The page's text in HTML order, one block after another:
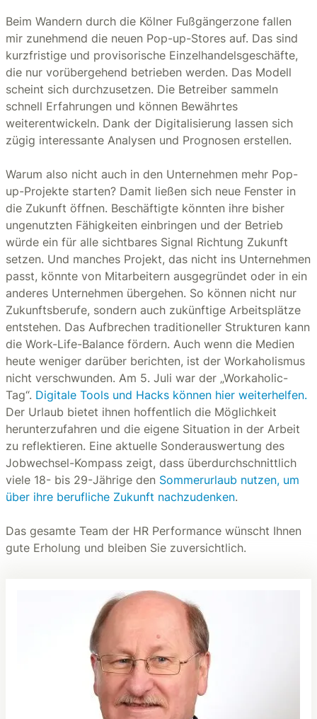
Beim Wandern durch die Kölner Fußgängerzone fallen
mir zunehmend die neuen Pop-up-Stores auf. Das sind
kurzfristige und provisorische Einzelhandelsgeschäfte,
die nur vorübergehend betrieben werden. Das Modell
scheint sich durchzusetzen. Die Betreiber sammeln
schnell Erfahrungen und können Bewährtes
weiterentwickeln. Dank der Digitalisierung lassen sich
zügig interessante Analysen und Prognosen erstellen.
Warum also nicht auch in den Unternehmen mehr Pop-
up-Projekte starten? Damit ließen sich neue Fenster in
die Zukunft öffnen. Beschäftigte könnten ihre bisher
ungenutzten Fähigkeiten einbringen und der Betrieb
würde ein für alle sichtbares Signal Richtung Zukunft
setzen. Und manches Projekt, das nicht ins Unternehmen
passt, könnte von Mitarbeitern ausgegründet oder in ein
anderes Unternehmen übergehen. So können nicht nur
Zukunftsberufe, sondern auch zukünftige Arbeitsplätze
entstehen. Das Aufbrechen traditioneller Strukturen kann
die Work-Life-Balance fördern. Auch wenn die Medien
heute weniger darüber berichten, ist der Workaholismus
nicht verschwunden. Am 5. Juli war der „Workaholic-
Tag“. Digitale Tools und Hacks können hier weiterhelfen.
Der Urlaub bietet ihnen hoffentlich die Möglichkeit
herunterzufahren und die eigene Situation in der Arbeit
zu reflektieren. Eine aktuelle Sonderauswertung des
Jobwechsel-Kompass zeigt, dass überdurchschnittlich
viele 18- bis 29-Jährige den Sommerurlaub nutzen, um
über ihre berufliche Zukunft nachzudenken.
Das gesamte Team der HR Performance wünscht Ihnen
gute Erholung und bleiben Sie zuversichtlich.